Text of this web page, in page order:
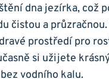
dna jezírka, což
čistou a průzračnou.
prostředí pro
‍si užijete
vodního kalu.